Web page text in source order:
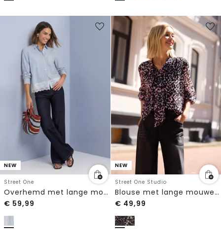
NEW
Street One
Overhemd met lange mouwen, strepen en kanten rand
€ 59,99
NEW
Street One Studio
Blouse met lange mouwen van chiffon met strik
€ 49,99